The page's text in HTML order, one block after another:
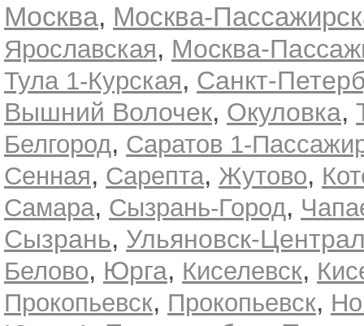
Москва, Москва-
Ярославская, Москва-
Тула 1-Курская, Санкт-
Вышний Волочек, Окуловка,
Белгород, Саратов 1-
Сенная, Сарепта, Жутово,
Самара, Сызрань-Город,
Сызрань, Ульяновск-
Белово, Юрга, Киселевск,
Прокопьевск, Прокопьевск,